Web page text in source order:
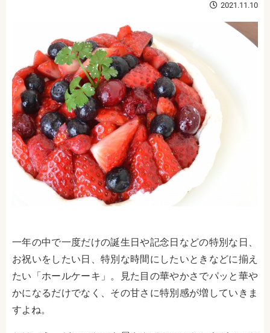
生活
2021.11.10
一年の中で一度だけの誕生日や記念日などの特別な日、
お祝いをしたい日、特別な時間にしたいときなどに揃え
たい「ホールケーキ」。見た目の華やかさでパッと華や
かになるだけでなく、その甘さに特別感が増していきま
すよね。